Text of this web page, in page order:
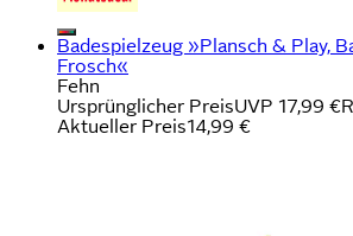
Badespielzeug »Plansch & Play,
Frosch«
Fehn
Ursprünglicher PreisUVP 17,99 €
Aktueller Preis14,99 €